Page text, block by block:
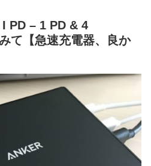
PD – 1 PD & 4
て【急速充電器、良か